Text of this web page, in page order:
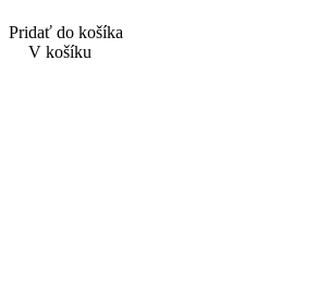
Pridať do košíka
V košíku